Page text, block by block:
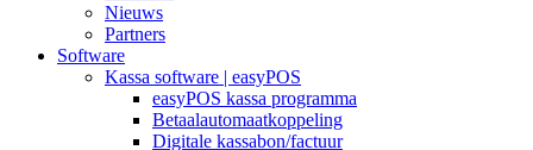
Nieuws
Partners
Software
Kassa software | easyPOS
easyPOS kassa programma
Betaalautomaatkoppeling
Digitale kassabon/factuur